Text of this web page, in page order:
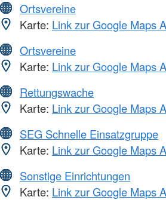
Ortsvereine
Karte: Link zur Google Maps
Ortsvereine
Karte: Link zur Google Maps
Rettungswache
Karte: Link zur Google Maps
SEG Schnelle Einsatzgruppe
Karte: Link zur Google Maps
Sonstige Einrichtungen
Karte: Link zur Google Maps